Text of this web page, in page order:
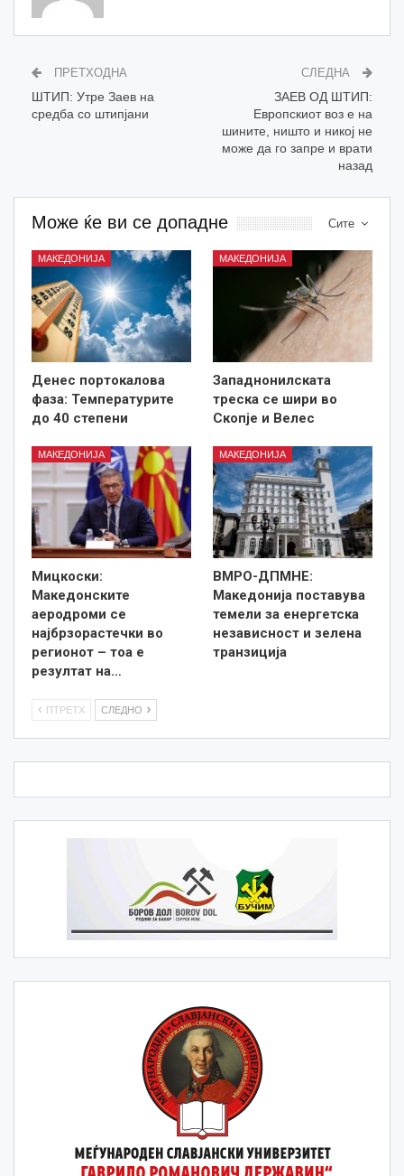
ПРЕТХОДНА
ШТИП: Утре Заев на
средба со штипјани
СЛЕДНА
ЗАЕВ ОД ШТИП:
Европскиот воз е на
шините, ништо и никој не
може да го запре и врати
назад
Сите
Може ќе ви се допадне
МАКЕДОНИЈА
Денес портокалова
фаза: Температурите
до 40 степени
МАКЕДОНИЈА
Западнонилската
треска се шири во
Скопје и Велес
МАКЕДОНИЈА
Мицкоски:
Македонските
аеродроми се
најбрзорастечки во
регионот – тоа е
резултат на…
МАКЕДОНИЈА
ВМРО-ДПМНЕ:
Македонија поставува
темели за енергетска
независност и зелена
транзиција
ПТРЕТХ СЛЕДНО